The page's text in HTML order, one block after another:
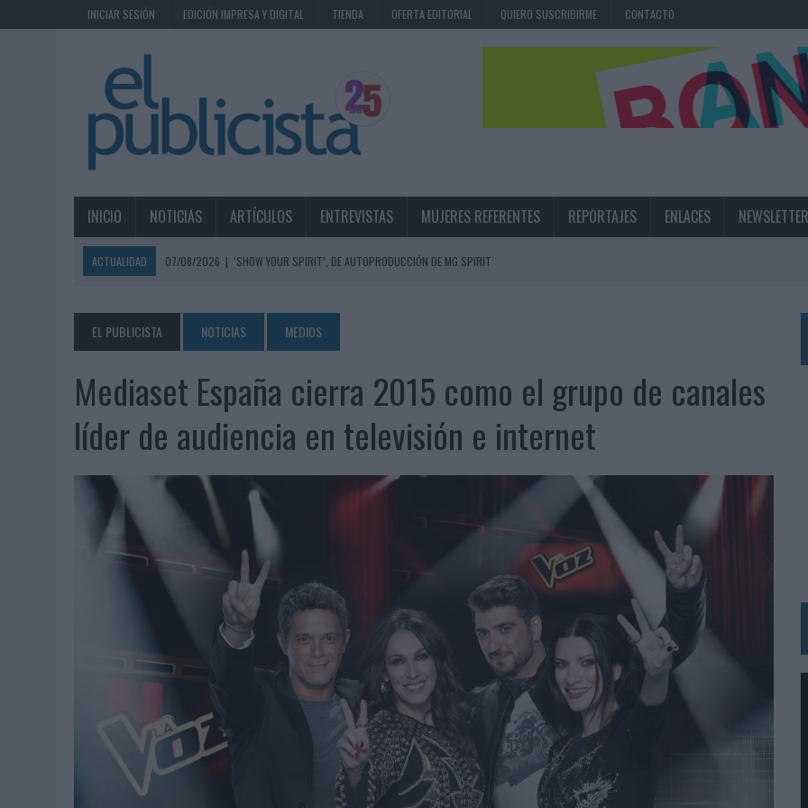
INICIAR SESIÓN EDICIÓN IMPRESA Y DIGITAL TIENDA OFERTA EDITORIAL QUIERO SUSCRIBIRME CONTACTO
INICIO NOTICIAS ARTÍCULOS ENTREVISTAS MUJERES REFERENTES REPORTAJES ENLACES NEWSLETTER
ACTUALIDAD 07/08/2026 | ‘SHOW YOUR SPIRIT’, DE AUTOPRODUCCIÓN DE MG SPIRIT
07/08/2026 | MG SPIRIT RELANZA SU MARCA CON UNA ESTRATEGIA 360º CENTRADA EN EL ORIGEN BARCELONÉS
07/08/2026
PATRÓN CONVIERTE EL NUEVO SINGLE DE ARÓN PIPER EN UNA EXPERIENCIA DE MARCA EN IBIZA
07/08/2026 |
EL VERANO PONE A PRUEBA LA ESTRATEGIA DIGITAL DE LAS MARCAS
07/08/2026
VUELING CONVIERTE LOS RECUERDOS EN SOUVENIRS CON IA
06/08/2026
‘LA VUELTA’, DE FENOMENAL PARA MÁLAGA CF
06/08/2026
SIETE DE CADA DIEZ EMPRESAS ESPAÑOLAS NO INTEGRAN LA INFANCIA EN SU ESTRATEGIA
06/08/2026 | LA TELEVISIÓN SIGUE LIDERANDO EL CONSUMO DE MEDIOS EN VERANO Y SUPERA AL MÓVIL COMO DISPOSITIVO MÁS UTILIZADO
EL USO DE LA IA GENERATIVA ALCANZA YA AL 62% DE LOS ESPAÑOLES
SYSTEM1 NOMBRA A KIMBERLY BASTONI COMO NUEVA DIRECTORA COMERCIAL GLOBAL
FRIGO Y UNIQLO LANZAN UNA COLECCIÓN PERSONALIZABLE INSPIRADA EN CORNETTO, CALIPPO Y SOLERO
LA IA ESTÁ SUBIENDO EL LISTÓN DE LA CREATIVIDAD
BEON WORLDWIDE LANZA RAÍZ URBANA PARA TRANSFORMAR EL PATRIMONIO HISTÓRICO EN ACTIVOS CULTURALES Y ECONÓMICOS
05/08/2026
FABRA COMUNICACIÓN INCORPORA A CASONÁ Y ASUME LA GESTIÓN DE SUS RELACIONES CON LOS MEDIOS
05/08/2026
| LOPESAN HOTELS & RESORTS ACERCA EL PARAÍSO CANARIO EN SU ÚLTIMA CAMPAÑA INTERNACIONAL
05/08/2026
LUIS ARQUILLOS (BURGO DE ARIAS): “LA CONSTRUCCIÓN DE MARCA A LARGO PLAZO Y LA MEDICIÓN SON DOS CARAS DE LA MISMA
EL PUBLICISTA NOTICIAS MEDIOS
Mediaset España cierra 2015 como el grupo de canales
líder de audiencia en televisión e internet